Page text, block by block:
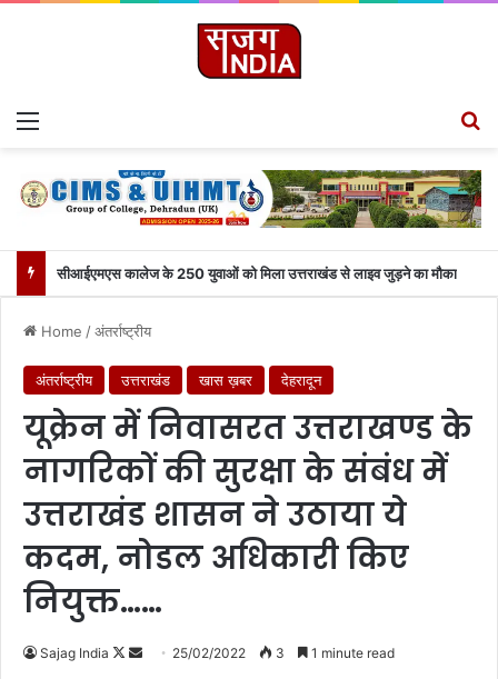
Menu
सीआईएमएस कालेज के 250 युवाओं को मिला उत्तराखंड से लाइव जुड़ने का मौका
Home /अंतर्राष्ट्रीय
अंतर्राष्ट्रीय उत्तराखंड खास ख़बर देहरादून
यूक्रेन में निवासरत उत्तराखण्ड के
नागरिकों की सुरक्षा के संबंध में
उत्तराखंड शासन ने उठाया ये
कदम, नोडल अधिकारी किए
नियुक्त……
Sajag India
Follow
Send 25/02/2022 3 1 minute read